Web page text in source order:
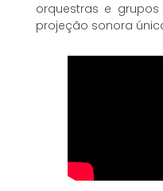
orquestras e
projeção sonora